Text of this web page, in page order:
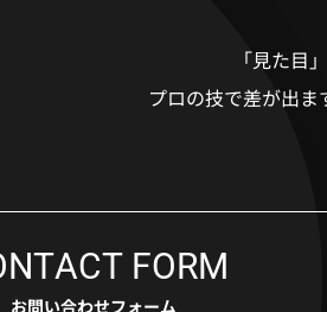
「見た目
プロの技で差が出ま
FORM
お問い合わせフォーム